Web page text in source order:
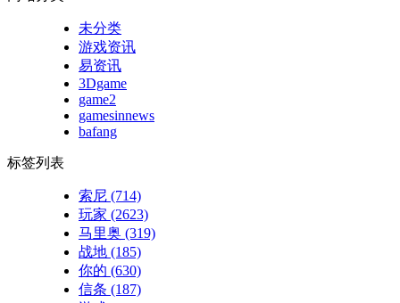
未分类
游戏资讯
易资讯
3Dgame
game2
gamesinnews
bafang
标签列表
索尼 (714)
玩家 (2623)
马里奥 (319)
战地 (185)
你的 (630)
信条 (187)